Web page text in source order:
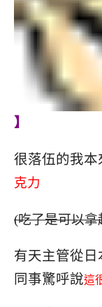
】
很落伍的我本
克力
(吃了是可以拿
有天主管從日
同事驚呼說這